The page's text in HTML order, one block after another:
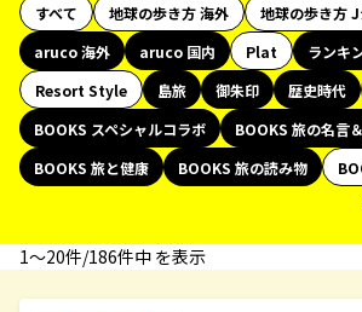
すべて 地球の歩き方 海外
地球の歩き方 J
aruco 海外
aruco 国内 Plat
ランキ
Resort Style
島旅 御朱印 歴史時代
BOOKS スペシャルコラボ
BOOKS 旅の名言
BOOKS 旅と健康
BOOKS 旅の読み物
1〜20件/186件中 を表示